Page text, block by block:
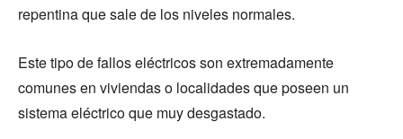
repentina que sale de los niveles normales.
Este tipo de fallos eléctricos son extremadamente
comunes en viviendas o localidades que poseen un
sistema eléctrico que muy desgastado.